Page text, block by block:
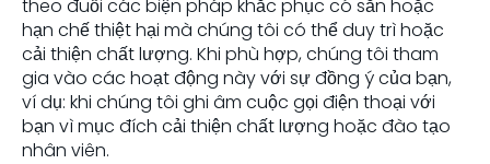
theo đuổi các biện pháp khắc phục có sẵn hoặc
hạn chế thiệt hại mà chúng tôi có thể duy trì hoặc
cải thiện chất lượng. Khi phù hợp, chúng tôi tham
gia vào các hoạt động này với sự đồng ý của bạn,
ví dụ: khi chúng tôi ghi âm cuộc gọi điện thoại với
bạn vì mục đích cải thiện chất lượng hoặc đào tạo
nhân viên.